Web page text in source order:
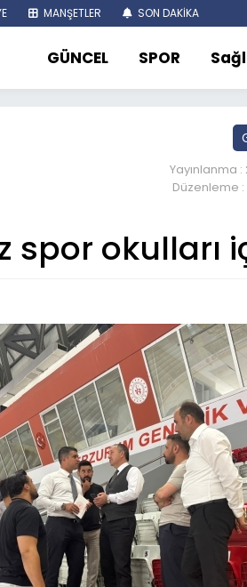
MANŞETLER SON DAKİKA
GÜNCEL SPOR
Yayınlanma
Düzenleme :
spor okulları